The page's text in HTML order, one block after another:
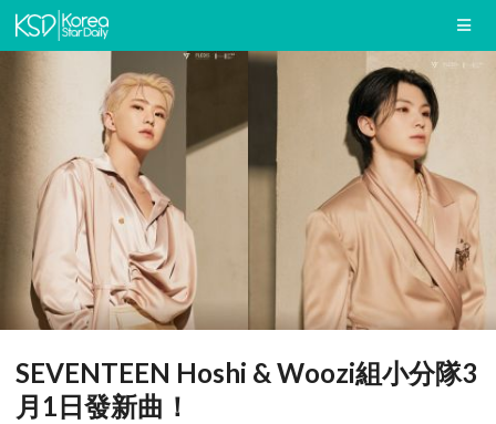
SEVENTEEN Hoshi & Woozi組小分隊3
月1日發新曲！